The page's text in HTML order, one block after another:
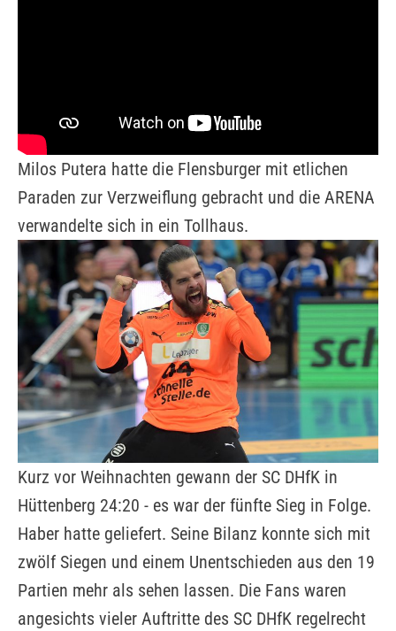
Milos Putera hatte die Flensburger mit etlichen
Paraden zur Verzweiflung gebracht und die ARENA
verwandelte sich in ein Tollhaus.
Kurz vor Weihnachten gewann der SC DHfK in
Hüttenberg 24:20 - es war der fünfte Sieg in Folge.
Haber hatte geliefert. Seine Bilanz konnte sich mit
zwölf Siegen und einem Unentschieden aus den 19
Partien mehr als sehen lassen. Die Fans waren
angesichts vieler Auftritte des SC DHfK regelrecht